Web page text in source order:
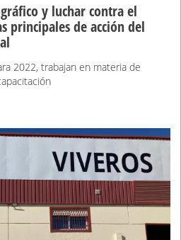
y luchar contra el
principales de acción del
2022, trabajan en materia de